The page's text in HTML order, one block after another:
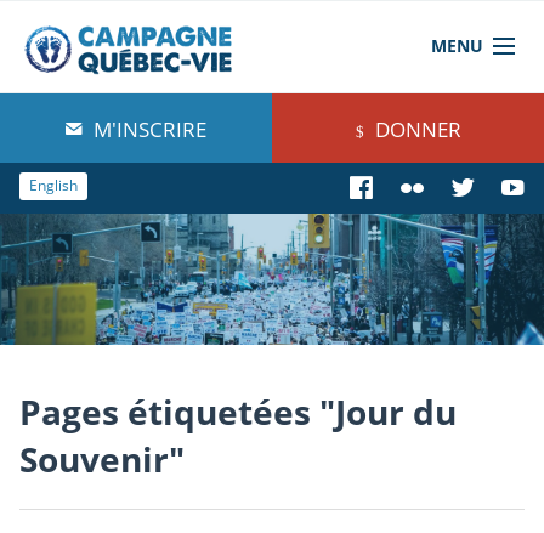
MENU
À propos de nous
Blog
Comprendre
Agir
Boutique
M'INSCRIRE DONNER
English
Pages étiquetées "Jour du
Souvenir"